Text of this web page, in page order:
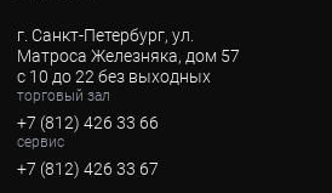
г. Санкт-Петербург, ул.
Матроса Железняка, дом 57
с 10 до 22 без выходных
торговый зал
+7 (812) 426 33 66
сервис
+7 (812) 426 33 67